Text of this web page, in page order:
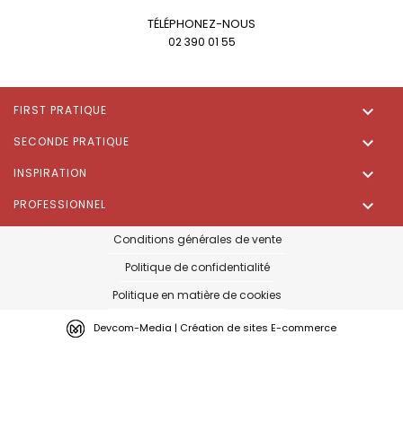
TÉLÉPHONEZ-NOUS
02 390 01 55
FIRST PRATIQUE 
SECONDE PRATIQUE 
INSPIRATION 
PROFESSIONNEL 
Devcom-Media | Création de sites E-commerce
Conditions générales de vente
Politique de confidentialité
Politique en matière de cookies